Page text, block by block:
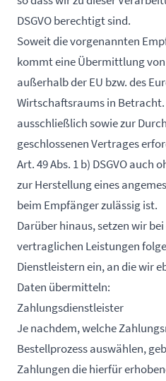
DSGVO berechtigt sind.
Soweit die vorgenannten
kommt eine Übermittlung
außerhalb der EU bzw. des
Wirtschaftsraums in
ausschließlich sowie zur
geschlossenen Vertrages
Art. 49 Abs. 1 b) DSGVO auch
zur Herstellung eines
beim Empfänger zulässig ist.
Darüber hinaus, setzen wir
vertraglichen Leistungen
Dienstleistern ein, an die wir
Daten übermitteln:
Zahlungsdienstleister
Je nachdem, welche
Bestellprozess auswählen,
Zahlungen die hierfür